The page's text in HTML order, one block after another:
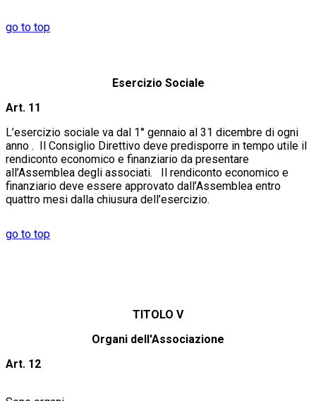
go to top
Esercizio Sociale
Art. 11
L’esercizio sociale va dal 1° gennaio al 31 dicembre di ogni
anno . Il Consiglio Direttivo deve predisporre in tempo utile il
rendiconto economico e finanziario da presentare
all’Assemblea degli associati. Il rendiconto economico e
finanziario deve essere approvato dall’Assemblea entro
quattro mesi dalla chiusura dell’esercizio.
go to top
TITOLO V
Organi dell'Associazione
Art. 12